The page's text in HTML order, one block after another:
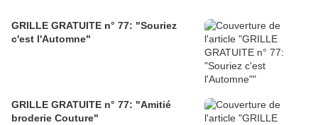
GRILLE GRATUITE n° 77: "Souriez
c'est l'Automne"
GRILLE GRATUITE n° 77: "Amitié
broderie Couture"